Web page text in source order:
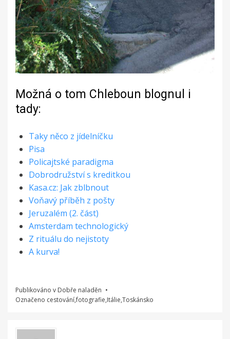
Možná o tom Chleboun blognul i
tady:
Taky něco z jídelníčku
Pisa
Policajtské paradigma
Dobrodružství s kreditkou
Kasa.cz: Jak zblbnout
Voňavý příběh z pošty
Jeruzalém (2. část)
Amsterdam technologický
Z rituálu do nejistoty
A kurva!
Publikováno v Dobře naladěn
Označeno cestování,fotografie,Itálie,Toskánsko